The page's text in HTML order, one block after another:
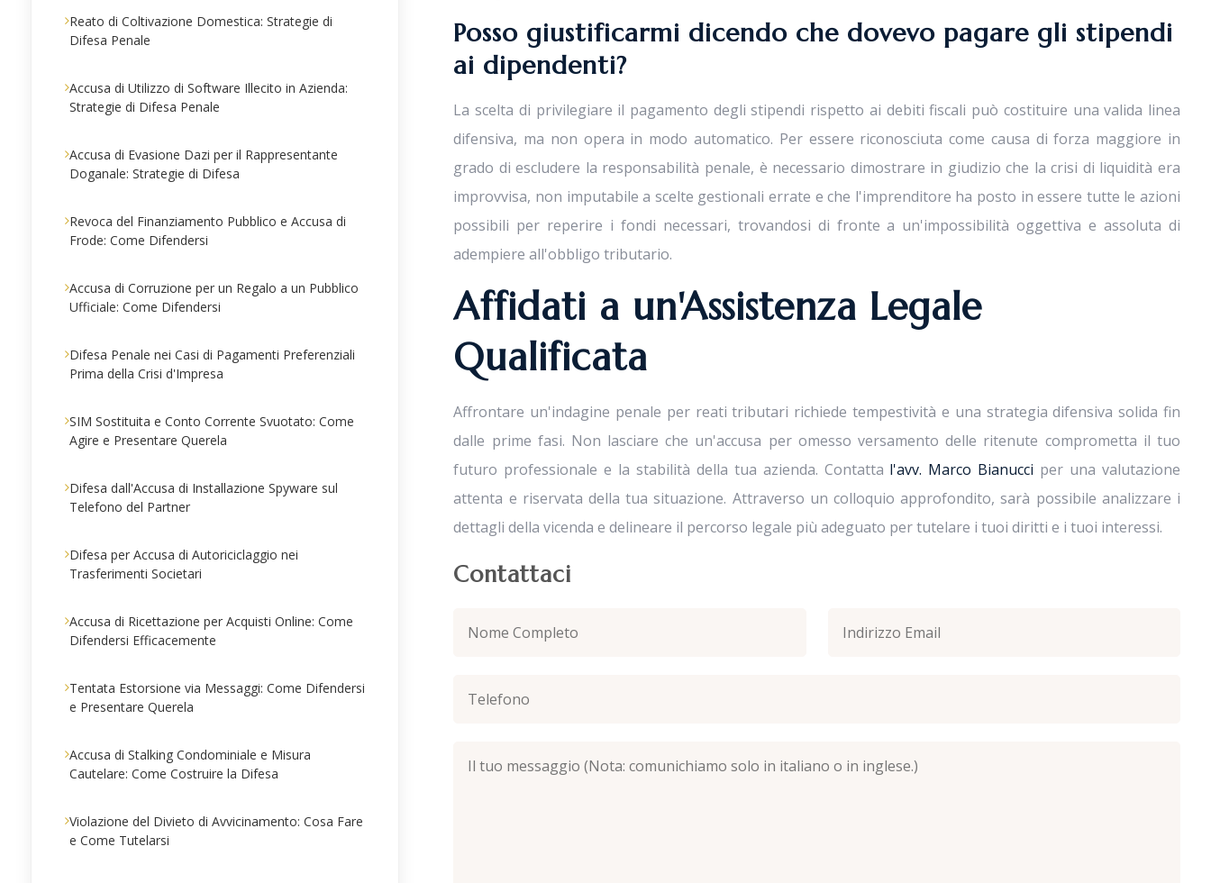
Reato di Coltivazione Domestica: Strategie di
Difesa Penale
Accusa di Utilizzo di Software Illecito in Azienda:
Strategie di Difesa Penale
Accusa di Evasione Dazi per il Rappresentante
Doganale: Strategie di Difesa
Revoca del Finanziamento Pubblico e Accusa di
Frode: Come Difendersi
Accusa di Corruzione per un Regalo a un Pubblico
Ufficiale: Come Difendersi
Difesa Penale nei Casi di Pagamenti Preferenziali
Prima della Crisi d'Impresa
SIM Sostituita e Conto Corrente Svuotato: Come
Agire e Presentare Querela
Difesa dall'Accusa di Installazione Spyware sul
Telefono del Partner
Difesa per Accusa di Autoriciclaggio nei
Trasferimenti Societari
Accusa di Ricettazione per Acquisti Online: Come
Difendersi Efficacemente
Tentata Estorsione via Messaggi: Come Difendersi
e Presentare Querela
Accusa di Stalking Condominiale e Misura
Cautelare: Come Costruire la Difesa
Violazione del Divieto di Avvicinamento: Cosa Fare
e Come Tutelarsi
Posso giustificarmi dicendo che dovevo pagare gli stipendi
ai dipendenti?
La scelta di privilegiare il pagamento degli stipendi rispetto ai debiti fiscali può costituire una valida linea
difensiva, ma non opera in modo automatico. Per essere riconosciuta come causa di forza maggiore in
grado di escludere la responsabilità penale, è necessario dimostrare in giudizio che la crisi di liquidità era
improvvisa, non imputabile a scelte gestionali errate e che l'imprenditore ha posto in essere tutte le azioni
possibili per reperire i fondi necessari, trovandosi di fronte a un'impossibilità oggettiva e assoluta di
adempiere all'obbligo tributario.
Affidati a un'Assistenza Legale
Qualificata
Affrontare un'indagine penale per reati tributari richiede tempestività e una strategia difensiva solida fin
dalle prime fasi. Non lasciare che un'accusa per omesso versamento delle ritenute comprometta il tuo
futuro professionale e la stabilità della tua azienda. Contatta l'avv. Marco Bianucci per una valutazione
attenta e riservata della tua situazione. Attraverso un colloquio approfondito, sarà possibile analizzare i
dettagli della vicenda e delineare il percorso legale più adeguato per tutelare i tuoi diritti e i tuoi interessi.
Contattaci